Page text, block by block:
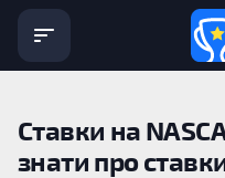
Ставки на
знати про